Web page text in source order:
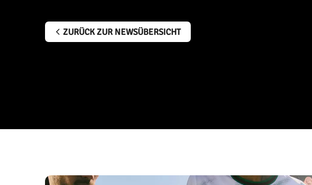
ZURÜCK ZUR NEWSÜBERSICHT